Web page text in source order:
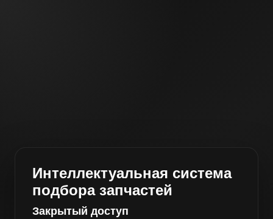
Интеллектуальная система
подбора запчастей
Закрытый доступ